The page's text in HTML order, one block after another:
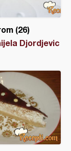
(26)
Djordjevic